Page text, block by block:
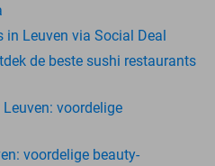
in Leuven via Social Deal
de beste sushi restaurants
voordelige
voordelige beauty-